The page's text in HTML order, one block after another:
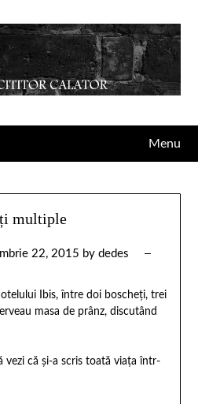
Menu
multiple
22, 2015 by dedes
Ibis, între doi boscheți, trei
masa de prânz, discutând
vezi că și-a scris toată viața într-